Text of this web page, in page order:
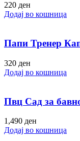
220 ден
Додај во кошница
Папи Тренер
320 ден
Додај во кошница
Пвц Сад за
1,490 ден
Додај во кошница